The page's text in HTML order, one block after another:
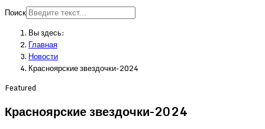
Поиск
Вы здесь:
Главная
Новости
Красноярские звездочки-2024
Featured
Красноярские звездочки-2024